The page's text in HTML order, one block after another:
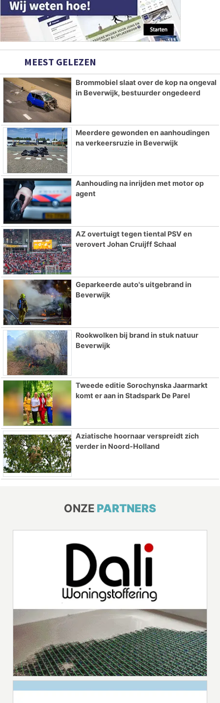
MEEST GELEZEN
Brommobiel slaat over de kop na ongeval
in Beverwijk, bestuurder ongedeerd
Meerdere gewonden en aanhoudingen
na verkeersruzie in Beverwijk
Aanhouding na inrijden met motor op
agent
AZ overtuigt tegen tiental PSV en
verovert Johan Cruijff Schaal
Geparkeerde auto's uitgebrand in
Beverwijk
Rookwolken bij brand in stuk natuur
Beverwijk
Tweede editie Sorochynska Jaarmarkt
komt er aan in Stadspark De Parel
Aziatische hoornaar verspreidt zich
verder in Noord-Holland
ONZE PARTNERS